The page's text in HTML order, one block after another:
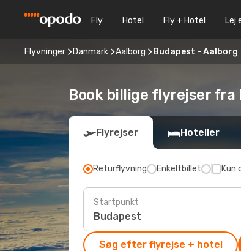
Fly Hotel Fly + Hotel Lej
Flyvninger Danmark Aalborg Budapest - Aalborg
Book billige flyrejser fra
Flyrejser Hoteller
Returflyvning Enkeltbillet Kun
Startpunkt
Søg efter flyrejse + hotel